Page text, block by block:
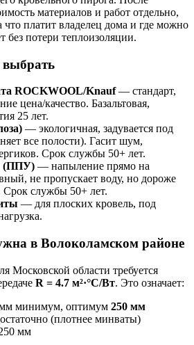
материалов и работ отдельно,
платит владелец дома и где можно
без потери теплоизоляции.
выбрать
ROCKWOOL/Knauf— стандарт,
цена/качество. Базальтовая,
25 лет.
— экологичная, задувается под
все полости). Гасит шум,
Срок службы 50+ лет.
(ППУ) — напыление прямо на
не пропускает воду, но дороже
Срок службы 50+ лет.
— для плоских кровель, под
в Волоколамском районе
Московской области требуется
R = 4.7 м²·°C/Вт. Это означает:
минимум, оптимум 250 мм
(плотнее минваты)
мм